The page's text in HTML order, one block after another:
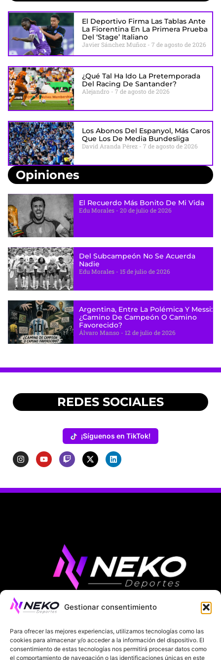
Gestionar consentimiento
Para ofrecer las mejores experiencias, utilizamos tecnologías como las
cookies para almacenar y/o acceder a la información del dispositivo. El
consentimiento de estas tecnologías nos permitirá procesar datos como
el comportamiento de navegación o las identificaciones únicas en este
El Deportivo Firma Las Tablas Ante
La Fiorentina En La Primera Prueba
Del ‘stage’ Italiano
Javier Sánchez Muñoz 7 de agosto de 2026
¿Qué Tal Ha Ido La Pretemporada
Del Racing De Santander?
Alejandro 7 de agosto de 2026
Los Abonos Del Espanyol, Más Caros
Que Los De Media Bundesliga
David Aranda Pérez 7 de agosto de 2026
Opiniones
El Recuerdo Más Bonito De Mi Vida
Edu Morales 20 de julio de 2026
Del Subcampeón No Se Acuerda
Nadie
Edu Morales 15 de julio de 2026
Argentina, Entre La Polémica Y Messi:
¿camino De Campeón O Camino
Favorecido?
Álvaro Manso 12 de julio de 2026
REDES SOCIALES
¡Síguenos en TikTok!
ÚLTIMAS NOTICIAS COMPETICIONES EUROPEAS
LA LIGA MUNDIAL 2026 FÚTBOL INTERNACIONAL
SOBRE NOSOTROS